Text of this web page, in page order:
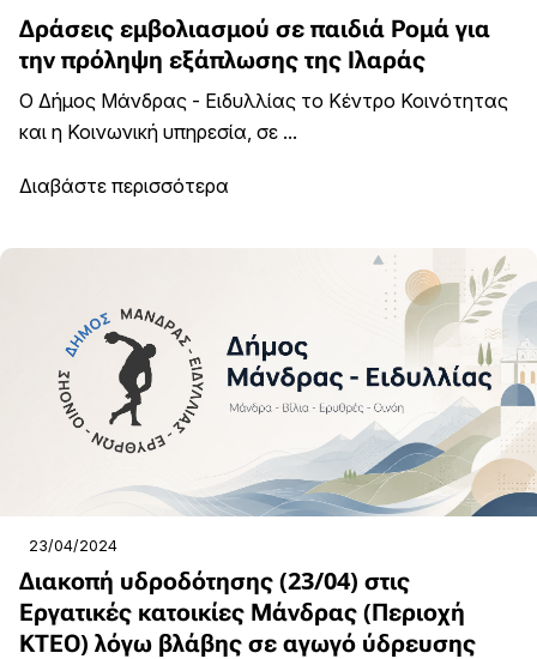
Δράσεις εμβολιασμού σε παιδιά Ρομά για
την πρόληψη εξάπλωσης της Ιλαράς
Ο Δήμος Μάνδρας - Ειδυλλίας το Κέντρο Κοινότητας
και η Κοινωνική υπηρεσία, σε ...
Διαβάστε περισσότερα
23/04/2024
Διακοπή υδροδότησης (23/04) στις
Εργατικές κατοικίες Μάνδρας (Περιοχή
ΚΤΕΟ) λόγω βλάβης σε αγωγό ύδρευσης